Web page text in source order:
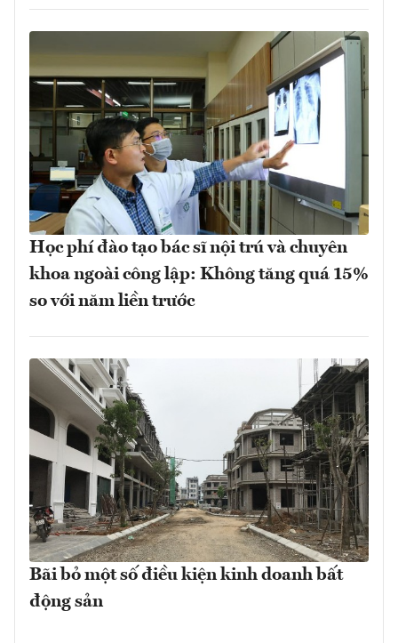
Học phí đào tạo bác sĩ nội trú và chuyên
khoa ngoài công lập: Không tăng quá 15%
so với năm liền trước
Bãi bỏ một số điều kiện kinh doanh bất
động sản